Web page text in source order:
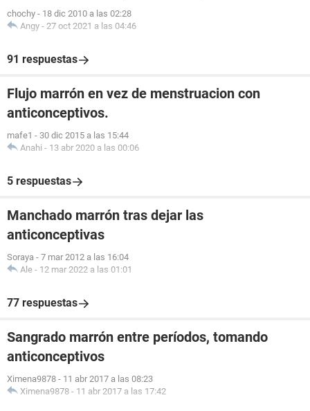
chochy - 18 dic 2010 a las 02:28
Angy - 27 oct 2021 a las 04:46
91 respuestas
Flujo marrón en vez de menstruacion con
anticonceptivos.
mafe1 - 30 dic 2015 a las 15:44
Anahi - 13 abr 2020 a las 00:06
5 respuestas
Manchado marrón tras dejar las
anticonceptivas
Soraya - 7 mar 2012 a las 16:04
Ale - 12 mar 2022 a las 01:01
77 respuestas
Sangrado marrón entre períodos, tomando
anticonceptivos
Ximena9878 - 11 abr 2017 a las 08:23
Ximena9878 - 11 abr 2017 a las 17:42